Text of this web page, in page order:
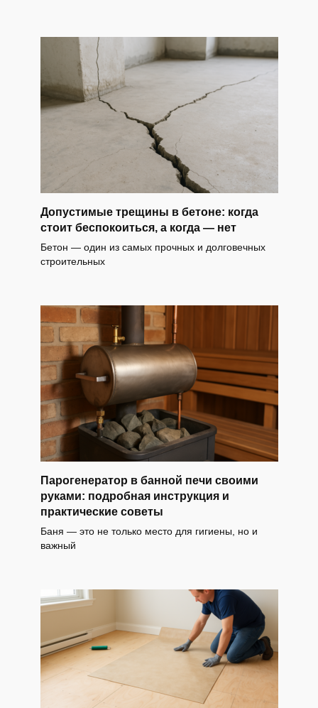
Допустимые трещины в бетоне: когда
стоит беспокоиться, а когда — нет
Бетон — один из самых прочных и долговечных
строительных
Парогенератор в банной печи своими
руками: подробная инструкция и
практические советы
Баня — это не только место для гигиены, но и
важный